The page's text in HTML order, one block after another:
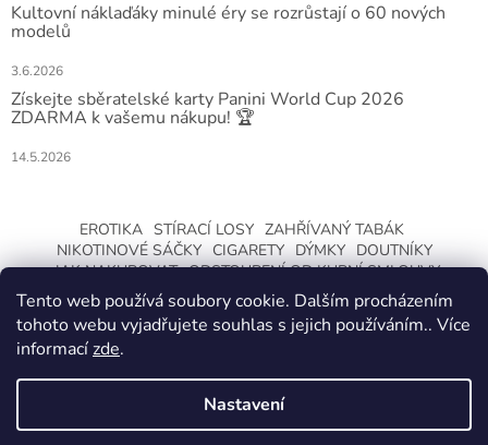
Tento web používá soubory cookie. Dalším procházením
tohoto webu vyjadřujete souhlas s jejich používáním.. Více
informacízde.
Nastavení
Kultovní náklaďáky minulé éry se rozrůstají o 60 nových
modelů
3.6.2026
Získejte sběratelské karty Panini World Cup 2026
ZDARMA k vašemu nákupu! 🏆
14.5.2026
EROTIKA STÍRACÍ LOSY ZAHŘÍVANÝ TABÁK
NIKOTINOVÉ SÁČKY CIGARETY DÝMKY
DOUTNÍKY
JAK NAKUPOVAT ODSTOUPENÍ OD KUPNÍ SMLOUVY
Vytvořil Shoptet